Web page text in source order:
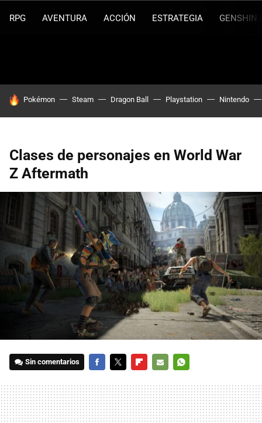
RPG AVENTURA ACCIÓN ESTRATEGIA GENSHIN
HOY SE HABLA DE
Pokémon Steam Dragon Ball Playstation Nintendo
Clases de personajes en World War
Z Aftermath
Sin comentarios
MAIL